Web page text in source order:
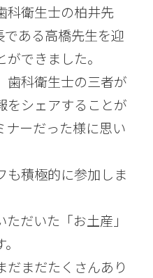
科衛生士の柏井先
である高橋先生を迎
できました。
歯科衛生士の三者が
をシェアすることが
ナーだった様に思い
も積極的に参加しま
だいた「お土産」
まだたくさんあり